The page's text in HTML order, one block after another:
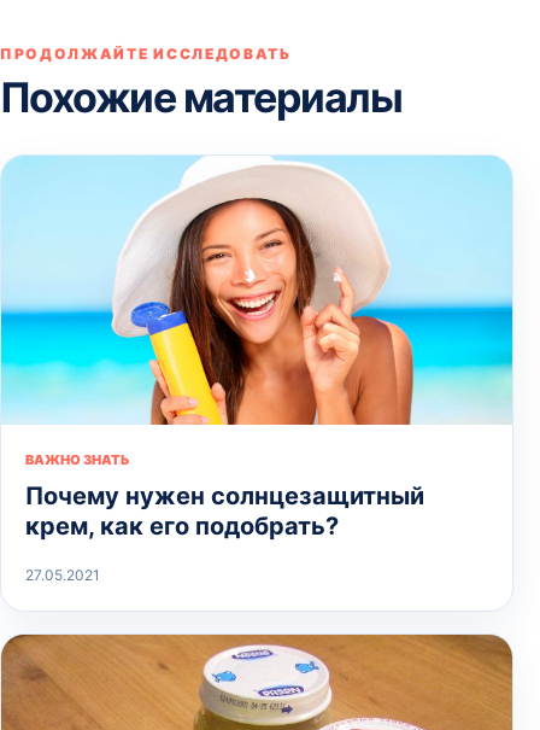
ПРОДОЛЖАЙТЕ ИССЛЕДОВАТЬ
Похожие материалы
ВАЖНО ЗНАТЬ
Почему нужен солнцезащитный
крем, как его подобрать?
27.05.2021